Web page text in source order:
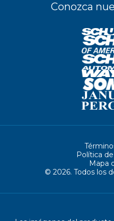
Conozca
© 2026. Todos los
Política
Mapa